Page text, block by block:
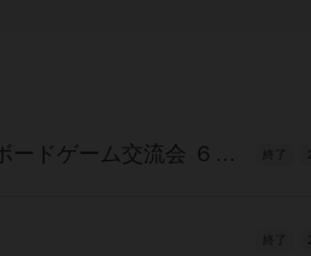
【姫路】初心者大歓迎！カフェでボードゲーム交流会 ６月の部 終了
終了